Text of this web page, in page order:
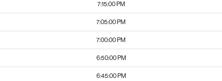
7:15:00 PM
7:05:00 PM
7:00:00 PM
6:50:00 PM
6:45:00 PM